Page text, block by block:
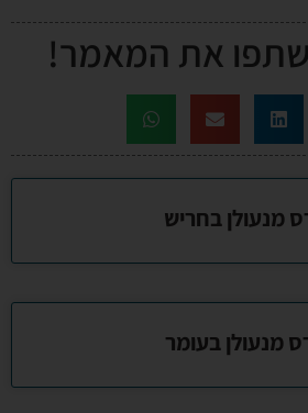
את המאמר!
מנעולן בחריש
מנעולן בעומר